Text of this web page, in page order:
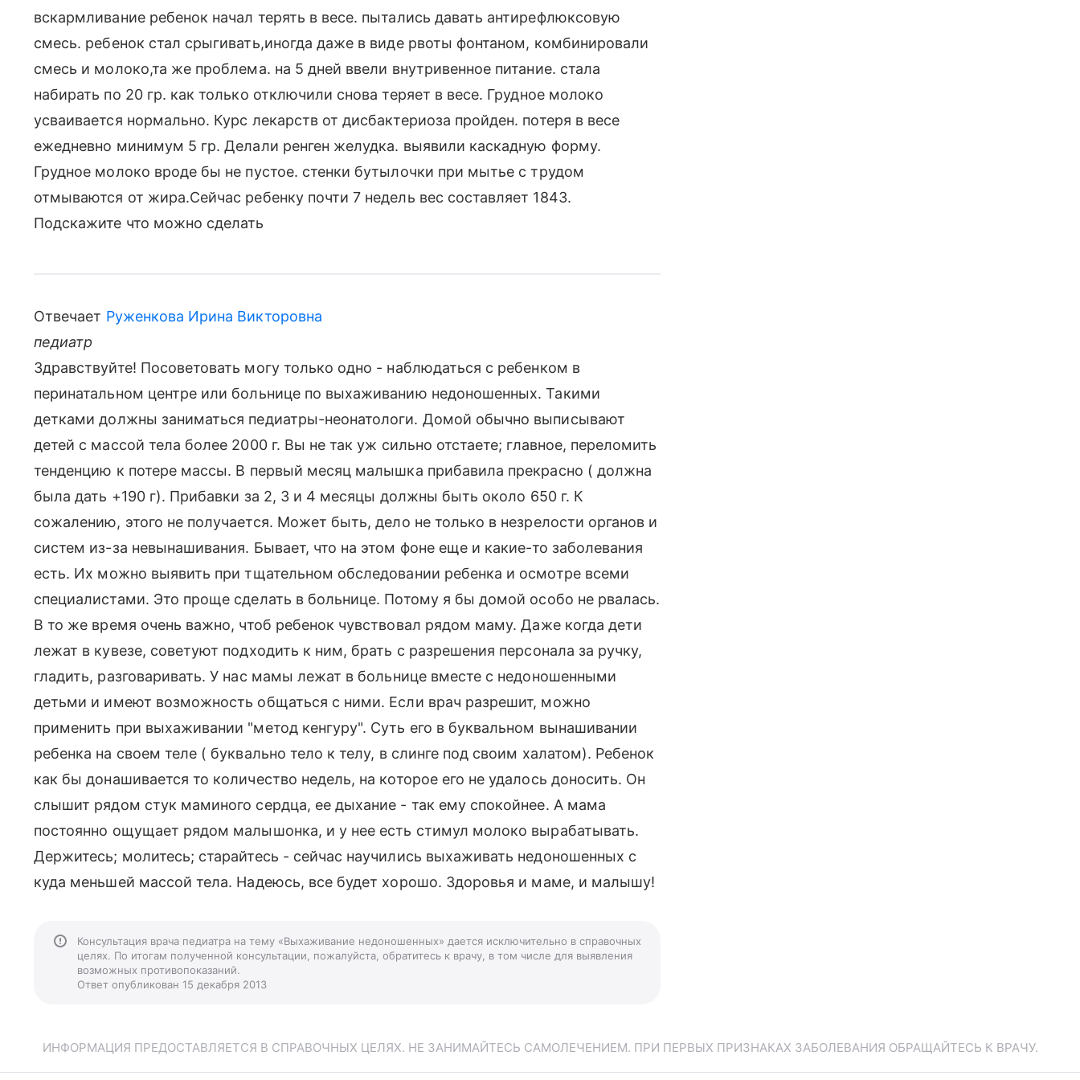
вскармливание ребенок начал терять в весе. пытались давать антирефлюксовую
смесь. ребенок стал срыгивать,иногда даже в виде рвоты фонтаном, комбинировали
смесь и молоко,та же проблема. на 5 дней ввели внутривенное питание. стала
набирать по 20 гр. как только отключили снова теряет в весе. Грудное молоко
усваивается нормально. Курс лекарств от дисбактериоза пройден. потеря в весе
ежедневно минимум 5 гр. Делали ренген желудка. выявили каскадную форму.
Грудное молоко вроде бы не пустое. стенки бутылочки при мытье с трудом
отмываются от жира.Сейчас ребенку почти 7 недель вес составляет 1843.
Подскажите что можно сделать
Отвечает Руженкова Ирина Викторовна
педиатр
Здравствуйте! Посоветовать могу только одно - наблюдаться с ребенком в
перинатальном центре или больнице по выхаживанию недоношенных. Такими
детками должны заниматься педиатры-неонатологи. Домой обычно выписывают
детей с массой тела более 2000 г. Вы не так уж сильно отстаете; главное, переломить
тенденцию к потере массы. В первый месяц малышка прибавила прекрасно ( должна
была дать +190 г). Прибавки за 2, 3 и 4 месяцы должны быть около 650 г. К
сожалению, этого не получается. Может быть, дело не только в незрелости органов и
систем из-за невынашивания. Бывает, что на этом фоне еще и какие-то заболевания
есть. Их можно выявить при тщательном обследовании ребенка и осмотре всеми
специалистами. Это проще сделать в больнице. Потому я бы домой особо не рвалась.
В то же время очень важно, чтоб ребенок чувствовал рядом маму. Даже когда дети
лежат в кувезе, советуют подходить к ним, брать с разрешения персонала за ручку,
гладить, разговаривать. У нас мамы лежат в больнице вместе с недоношенными
детьми и имеют возможность общаться с ними. Если врач разрешит, можно
применить при выхаживании "метод кенгуру". Суть его в буквальном вынашивании
ребенка на своем теле ( буквально тело к телу, в слинге под своим халатом). Ребенок
как бы донашивается то количество недель, на которое его не удалось доносить. Он
слышит рядом стук маминого сердца, ее дыхание - так ему спокойнее. А мама
постоянно ощущает рядом малышонка, и у нее есть стимул молоко вырабатывать.
Держитесь; молитесь; старайтесь - сейчас научились выхаживать недоношенных с
куда меньшей массой тела. Надеюсь, все будет хорошо. Здоровья и маме, и малышу!
Консультация врача педиатра на тему «Выхаживание недоношенных» дается исключительно в справочных
целях. По итогам полученной консультации, пожалуйста, обратитесь к врачу, в том числе для выявления
возможных противопоказаний.
Ответ опубликован 15 декабря 2013
ИНФОРМАЦИЯ ПРЕДОСТАВЛЯЕТСЯ В СПРАВОЧНЫХ ЦЕЛЯХ. НЕ ЗАНИМАЙТЕСЬ САМОЛЕЧЕНИЕМ. ПРИ ПЕРВЫХ ПРИЗНАКАХ ЗАБОЛЕВАНИЯ ОБРАЩАЙТЕСЬ К ВРАЧУ.